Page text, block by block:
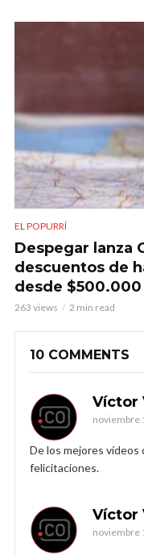
EL POPURRÍ
Despegar lanza
descuentos de
desde $500.000
263 views 2 min read
10 COMMENTS
Víctor
noviembre
De los mejores vídeos
felicitaciones.
Víctor
noviembre